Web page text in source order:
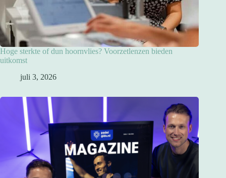
Hoge sterkte of dun hoornvlies? Voorzetlenzen bieden
uitkomst
juli 3, 2026